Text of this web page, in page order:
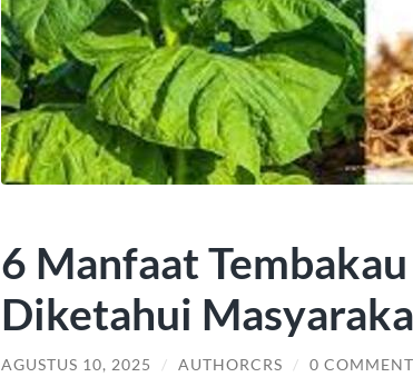
6 Manfaat
Diketahui
AGUSTUS 10, 2025 / AUTHORCRS / 0